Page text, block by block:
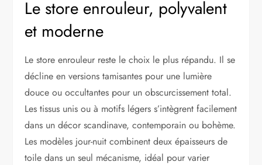
Le store enrouleur, polyvalent
et moderne
Le store enrouleur reste le choix le plus répandu. Il se
décline en versions tamisantes pour une lumière
douce ou occultantes pour un obscurcissement total.
Les tissus unis ou à motifs légers s’intègrent facilement
dans un décor scandinave, contemporain ou bohème.
Les modèles jour-nuit combinent deux épaisseurs de
toile dans un seul mécanisme, idéal pour varier